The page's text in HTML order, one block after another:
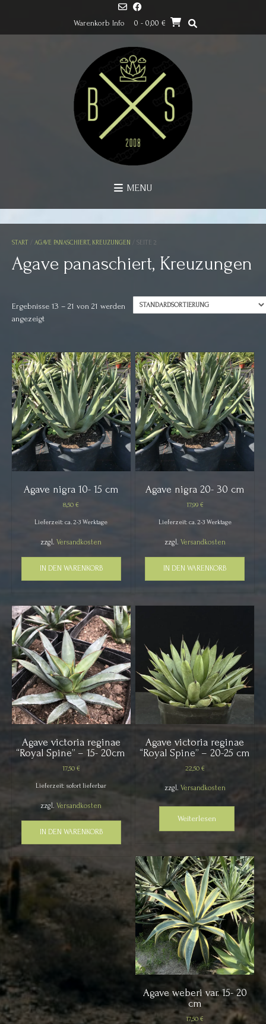
Warenkorb Info 0 - 0,00 €
MENU
START AGAVE PANASCHIERT, KREUZUNGEN / SEITE 2
Agave panaschiert, Kreuzungen
Ergebnisse 13 – 21 von 21 werden
angezeigt
Agave nigra 10- 15 cm
8,50€
Lieferzeit: ca. 2-3 Werktage
zzgl.Versandkosten
IN DEN WARENKORB
Agave nigra 20- 30 cm
17,99 €
Lieferzeit: ca. 2-3 Werktage
zzgl. Versandkosten
IN DEN WARENKORB
Agave victoria reginae
“Royal Spine” – 15- 20cm
17,50 €
Lieferzeit: sofort lieferbar
zzgl.Versandkosten
IN DEN WARENKORB
Agave victoria reginae
“Royal Spine” – 20-25 cm
22,50 €
zzgl. Versandkosten
Weiterlesen
Agave weberi var. 15- 20
cm
17,50€